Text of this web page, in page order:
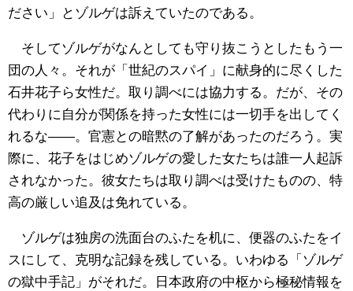
ださい」とゾルゲは訴えていたのである。
そしてゾルゲがなんとしても守り抜こうとしたもう一
団の人々。それが「世紀のスパイ」に献身的に尽くした
石井花子ら女性だ。取り調べには協力する。だが、その
代わりに自分が関係を持った女性には一切手を出してく
れるな――。官憲との暗黙の了解があったのだろう。実
際に、花子をはじめゾルゲの愛した女たちは誰一人起訴
されなかった。彼女たちは取り調べは受けたものの、特
高の厳しい追及は免れている。
ゾルゲは独房の洗面台のふたを机に、便器のふたをイ
スにして、克明な記録を残している。いわゆる「ゾルゲ
の獄中手記」がそれだ。日本政府の中枢から極秘情報を